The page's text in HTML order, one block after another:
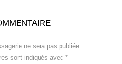
ne sera pas publiée.
sont indiqués avec *